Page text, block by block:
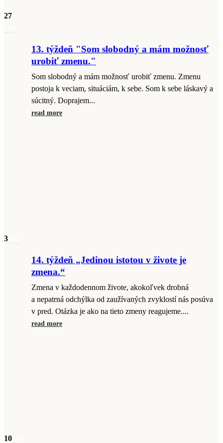
27
13. týždeň "Som slobodný a mám možnosť
urobiť zmenu."
Som slobodný a mám možnosť urobiť zmenu. Zmenu
postoja k veciam, situáciám, k sebe. Som k sebe láskavý a
súcitný. Doprajem...
read more
3
14. týždeň „Jedinou istotou v živote je
zmena.“
Zmena v každodennom živote, akokoľvek drobná
a nepatrná odchýlka od zaužívaných zvyklostí nás posúva
v pred. Otázka je ako na tieto zmeny reagujeme....
read more
10